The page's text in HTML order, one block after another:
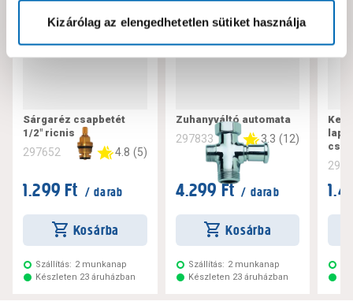
Kizárólag az elengedhetetlen sütiket használja
Sárgaréz csapbetét
1/2" ricnis
297652 4.8 (5)
1.299 Ft / darab
Kosárba
Szállítás: 2 munkanap
Készleten 23 áruházban
Zuhanyváltó automata
297833 3.3 (12)
4.299 Ft / darab
Kosárba
Szállítás: 2 munkanap
Készleten 23 áruházban